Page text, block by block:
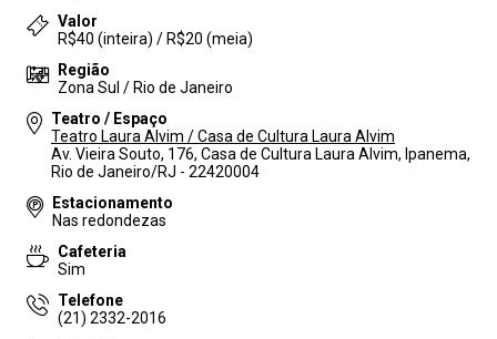
Valor
R$40 (inteira) / R$20 (meia)
Região
Zona Sul / Rio de Janeiro
Teatro / Espaço
Teatro Laura Alvim / Casa de Cultura Laura Alvim
Av. Vieira Souto, 176, Casa de Cultura Laura Alvim, Ipanema,
Rio de Janeiro/RJ - 22420004
Estacionamento
Nas redondezas
Cafeteria
Sim
Telefone
(21) 2332-2016